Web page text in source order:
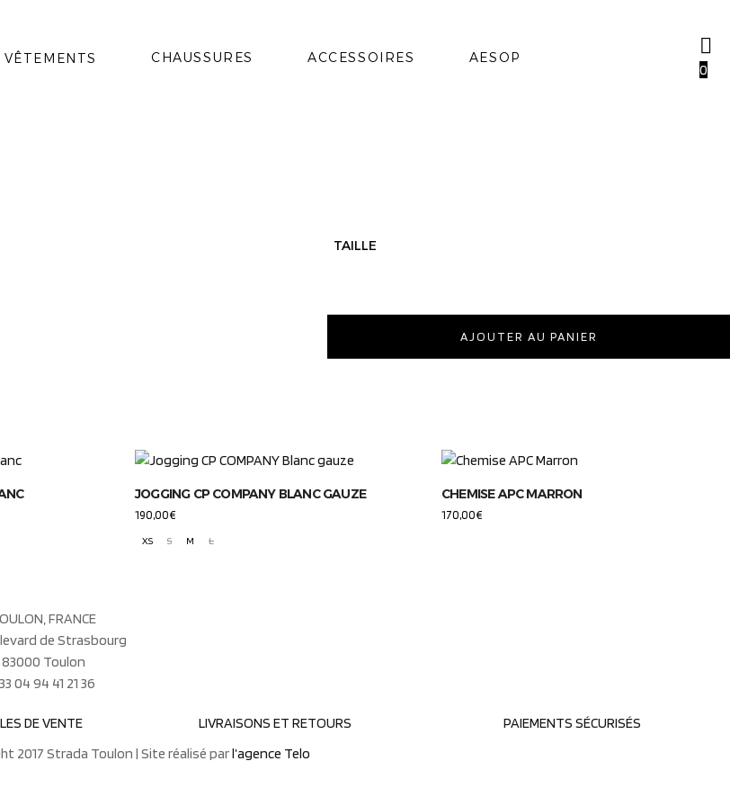
VÊTEMENTS CHAUSSURES ACCESSOIRES AESOP
0
TAILLE
AJOUTER AU PANIER
JOGGING CP COMPANY BLANC GAUZE
190,00€
XS
S M L
CHEMISE APC MARRON
170,00€
FRANCE
de Strasbourg
83000 Toulon
04 94 41 21 36
DE VENTE LIVRAISONS ET RETOURS
PAIEMENTS SÉCURISÉS
2017 Strada Toulon | Site réalisé parl’agence Telo